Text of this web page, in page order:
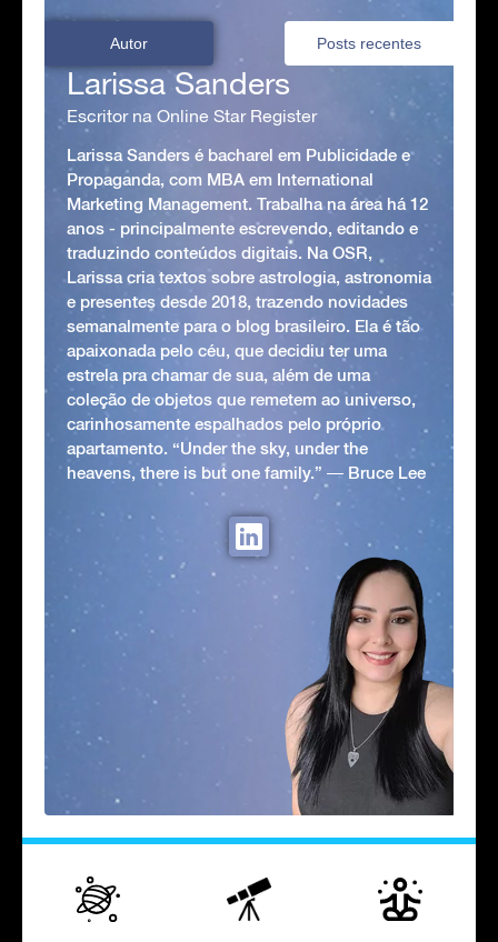
Autor Posts recentes
Larissa Sanders
Escritor na Online Star Register
Larissa Sanders é bacharel em Publicidade e
Propaganda, com MBA em International
Marketing Management. Trabalha na área há 12
anos - principalmente escrevendo, editando e
traduzindo conteúdos digitais. Na OSR,
Larissa cria textos sobre astrologia, astronomia
e presentes desde 2018, trazendo novidades
semanalmente para o blog brasileiro. Ela é tão
apaixonada pelo céu, que decidiu ter uma
estrela pra chamar de sua, além de uma
coleção de objetos que remetem ao universo,
carinhosamente espalhados pelo próprio
apartamento. “Under the sky, under the
heavens, there is but one family.” ― Bruce Lee